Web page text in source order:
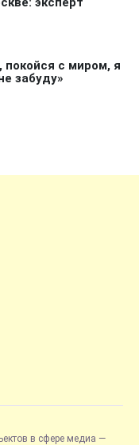
в сфере медиа —